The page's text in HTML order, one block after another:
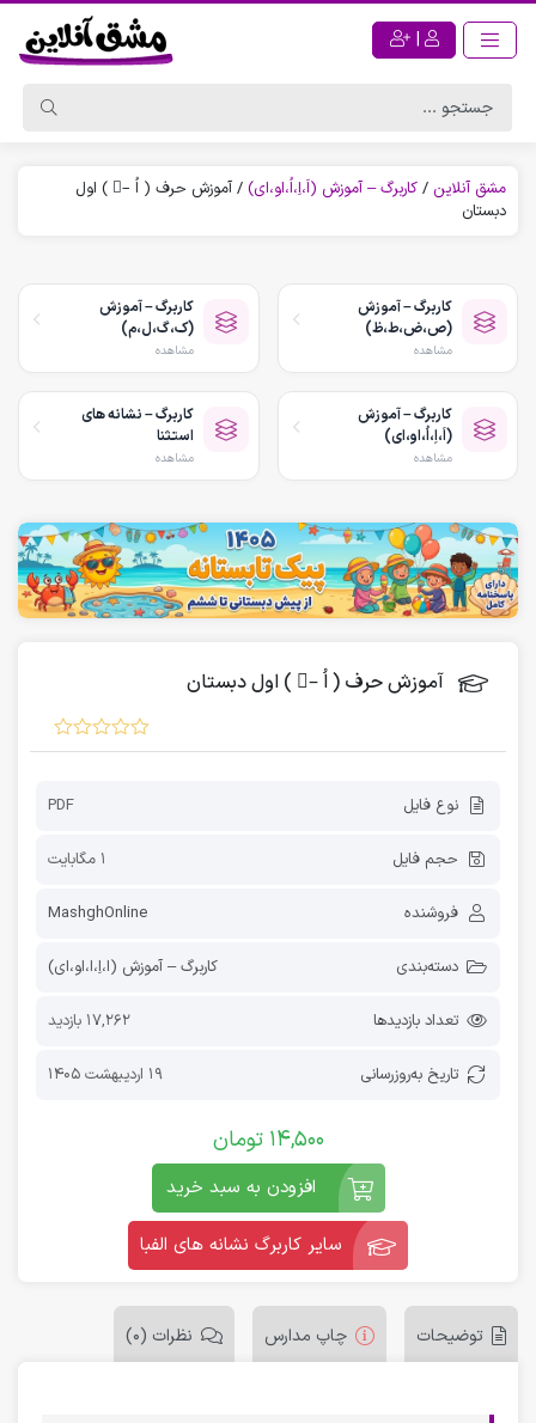
|
مشق آنلاین / کاربرگ – آموزش (اَ،اِ،اُ،او،ای) / آموزش حرف ( اُ –ُ ) اول
دبستان
کاربرگ – آموزش
(ص،ض،ط،ظ)
مشاهده
کاربرگ – آموزش
(ک،گ،ل،م)
مشاهده
کاربرگ – آموزش
(اَ،اِ،اُ،او،ای)
مشاهده
کاربرگ – نشانه های
استثنا
مشاهده
آموزش حرف ( اُ –ُ ) اول دبستان
نوع فایل PDF
حجم فایل 1 مگابایت
فروشنده MashghOnline
دسته‌بندی کاربرگ – آموزش (اَ،اِ،اُ،او،ای)
تعداد بازدیدها 17,262 بازدید
تاریخ به‌روز‌رسانی 19 اردیبهشت 1405
14,500 تومان
افزودن به سبد خرید
سایر کاربرگ نشانه های الفبا
توضیحات چاپ مدارس نظرات (0)